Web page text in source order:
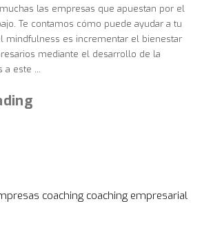
las empresas que apuestan por el
Te contamos cómo puede ayudar a tu
mindfulness es incrementar el bienestar
mediante el desarrollo de la
a este ...
coaching coaching empresarial